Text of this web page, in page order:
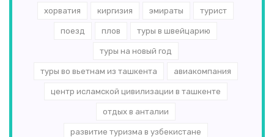
хорватия киргизия эмираты турист
поезд плов туры в швейцарию
туры на новый год
туры во вьетнам из ташкента авиакомпания
центр исламской цивилизации в ташкенте
отдых в анталии
развитие туризма в узбекистане